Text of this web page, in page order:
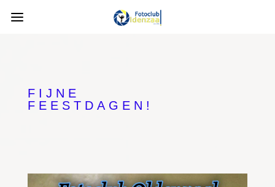
FIJNE
FEESTDAGEN!